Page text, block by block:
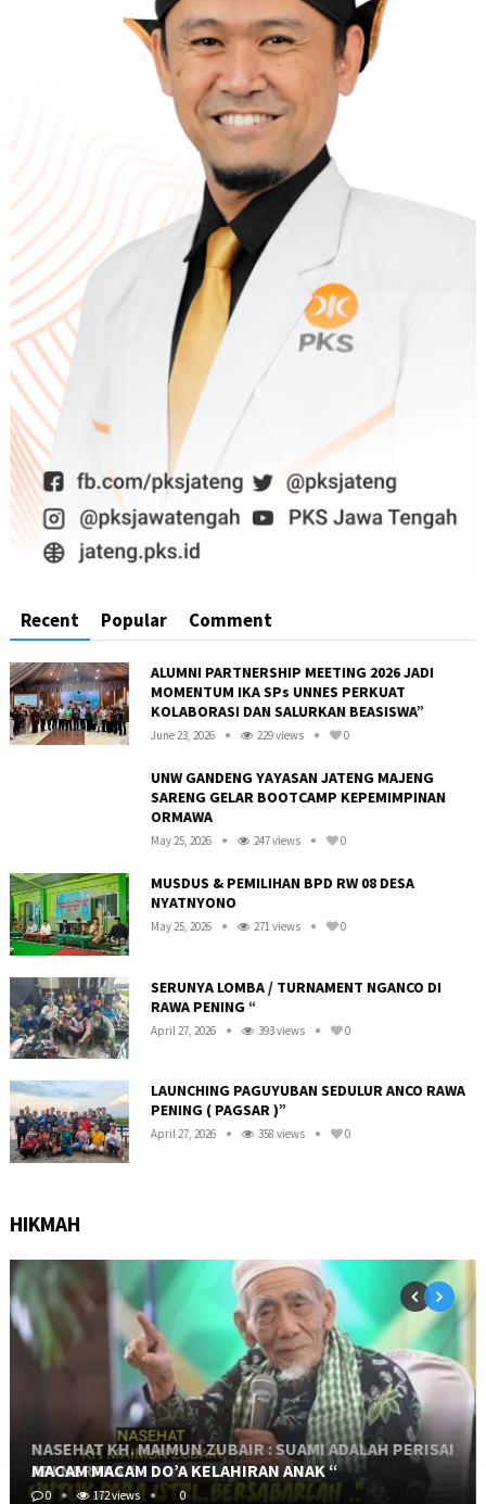
Recent Popular Comment
ALUMNI PARTNERSHIP MEETING 2026 JADI
MOMENTUM IKA SPs UNNES PERKUAT
KOLABORASI DAN SALURKAN BEASISWA”
June 23, 2026 229 views 0
UNW GANDENG YAYASAN JATENG MAJENG
SARENG GELAR BOOTCAMP KEPEMIMPINAN
ORMAWA
May 25, 2026 247 views 0
MUSDUS & PEMILIHAN BPD RW 08 DESA
NYATNYONO
May 25, 2026 271 views 0
SERUNYA LOMBA / TURNAMENT NGANCO DI
RAWA PENING “
April 27, 2026 393 views 0
LAUNCHING PAGUYUBAN SEDULUR ANCO RAWA
PENING ( PAGSAR )”
April 27, 2026 358 views 0
HIKMAH
NASEHAT KH. MAIMUN ZUBAIR : SUAMI ADALAH PERISAI
API NERAKA “
0 462 views 0
MACAM MACAM DO’A KELAHIRAN ANAK “
0 172 views 0